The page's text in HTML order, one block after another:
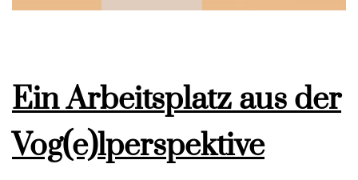
Ein Arbeitsplatz aus der
Vog(e)lperspektive